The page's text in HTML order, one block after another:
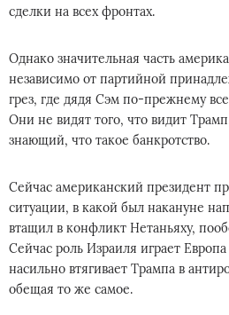
сделки на всех фронтах.
Однако значительная часть
независимо от партийной
грез, где дядя Сэм по-прежнему
Они не видят того, что видит
знающий, что такое банкротство.
Сейчас американский президент
ситуации, в какой был накануне
втащил в конфликт Нетаньяху,
Сейчас роль Израиля играет
насильно втягивает Трампа в
обещая то же самое.